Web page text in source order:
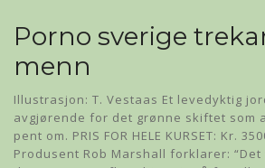
Porno sverige
menn
Illustrasjon: T. Vestaas Et levedyktig
avgjørende for det grønne skiftet som
pent om. PRIS FOR HELE KURSET: Kr.
Produsent Rob Marshall forklarer: